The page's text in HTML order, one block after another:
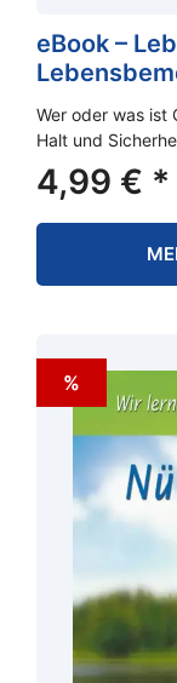
eBook –
Wer oder was ist
Halt und
4,99 € *
%